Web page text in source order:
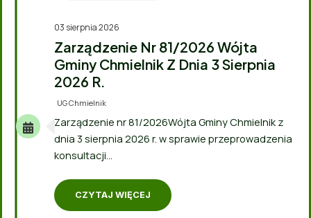
03 sierpnia 2026
Zarządzenie Nr 81/2026 Wójta
Gminy Chmielnik Z Dnia 3 Sierpnia
2026 R.
UG Chmielnik
Zarządzenie nr 81/2026Wójta Gminy Chmielnik z
dnia 3 sierpnia 2026 r. w sprawie przeprowadzenia
konsultacji…
CZYTAJ WIĘCEJ